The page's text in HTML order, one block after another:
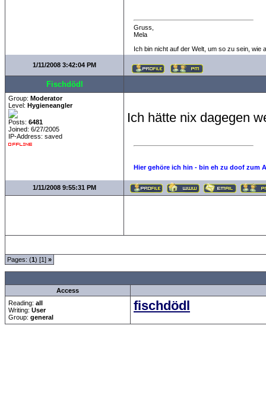
Gruss,
Mela
Ich bin nicht auf der Welt, um so zu sein, wie
1/11/2008 3:42:04 PM
Fischdödl
Group: Moderator
Level: Hygieneangler
Posts: 6481
Joined: 6/27/2005
IP-Address: saved
Ich hätte nix dagegen
Hier gehöre ich hin - bin eh zu doof zum
1/11/2008 9:55:31 PM
Pages: (1) [1] »
Access
Reading: all
Writing: User
Group: general
fischdödl